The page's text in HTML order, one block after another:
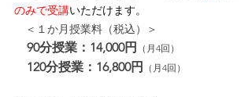
のみで受講いただけます。
＜１か月授業料（税込）＞
90分授業：14,000円 （月4回）
120分授業：16,800円 （月4回）